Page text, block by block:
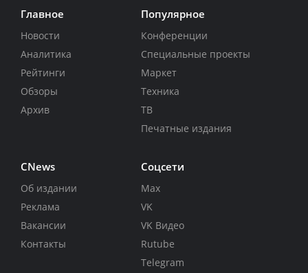
Главное
Новости
Аналитика
Рейтинги
Обзоры
Архив
Популярное
Конференции
Специальные проекты
Маркет
Техника
ТВ
Печатные издания
CNews
Об издании
Реклама
Вакансии
Контакты
Соцсети
Max
VK
VK Видео
Rutube
Telegram